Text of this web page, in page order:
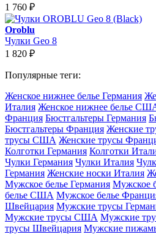
1 760 ₽
Oroblu
Чулки Geo 8
1 820 ₽
Популярные теги:
Женское нижнее белье Германия
Италия Женское нижнее белье
Франция Бюстгальтеры Германия
Бюстгальтеры Франция Женские
трусы США Женские трусы
Колготки Германия Колготки
Чулки Германия Чулки Италия
Германия Женские носки Италия
Мужское белье Германия Мужское
белье США Мужское белье
Швейцария Мужские трусы
Мужские трусы США Мужские
трусы Швейцария Мужские